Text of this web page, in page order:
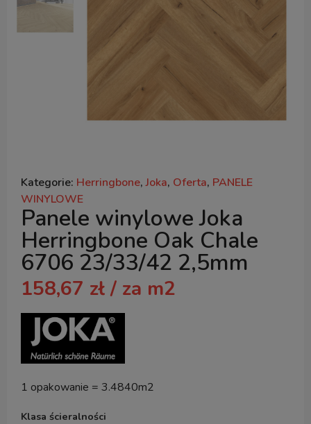
Kategorie: Herringbone,Joka, Oferta, PANELE
WINYLOWE
Panele winylowe Joka
Herringbone Oak Chale
6706 23/33/42 2,5mm
158,67 zł / za m2
1 opakowanie = 3.4840m2
Klasa ścieralności